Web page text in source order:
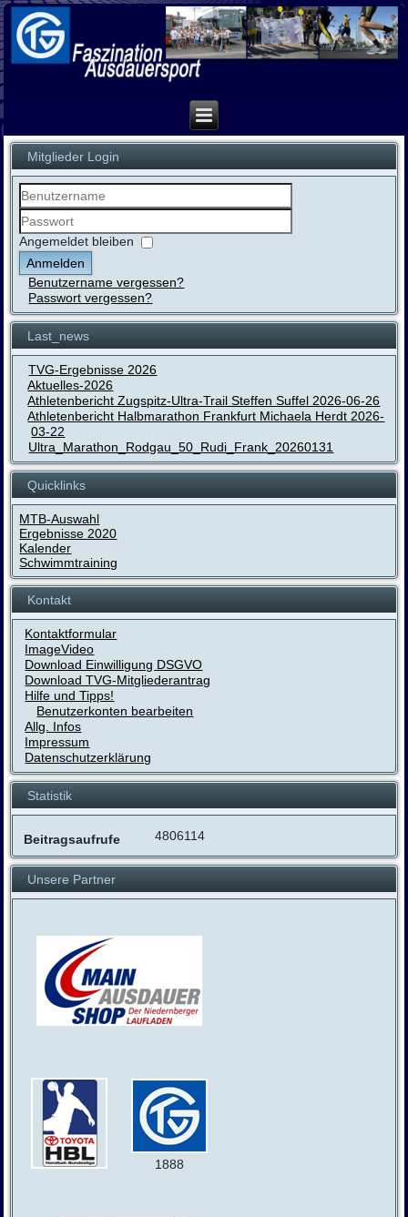
Mitglieder Login
Benutzername
Passwort
Angemeldet bleiben
Anmelden
Benutzername vergessen?
Passwort vergessen?
Last_news
TVG-Ergebnisse 2026
Aktuelles-2026
Athletenbericht Zugspitz-Ultra-Trail Steffen Suffel 2026-06-26
Athletenbericht Halbmarathon Frankfurt Michaela Herdt 2026-
03-22
Ultra_Marathon_Rodgau_50_Rudi_Frank_20260131
Quicklinks
MTB-Auswahl
Ergebnisse 2020
Kalender
Schwimmtraining
Kontakt
Kontaktformular
ImageVideo
Download Einwilligung DSGVO
Download TVG-Mitgliederantrag
Hilfe und Tipps!
Benutzerkonten bearbeiten
Allg. Infos
Impressum
Datenschutzerklärung
Statistik
Beitragsaufrufe 4806114
Unsere Partner
1888